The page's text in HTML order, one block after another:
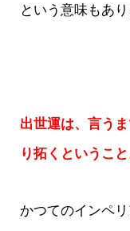
という意味もあり
出世運は、言う
り拓くということ
かつてのインペ